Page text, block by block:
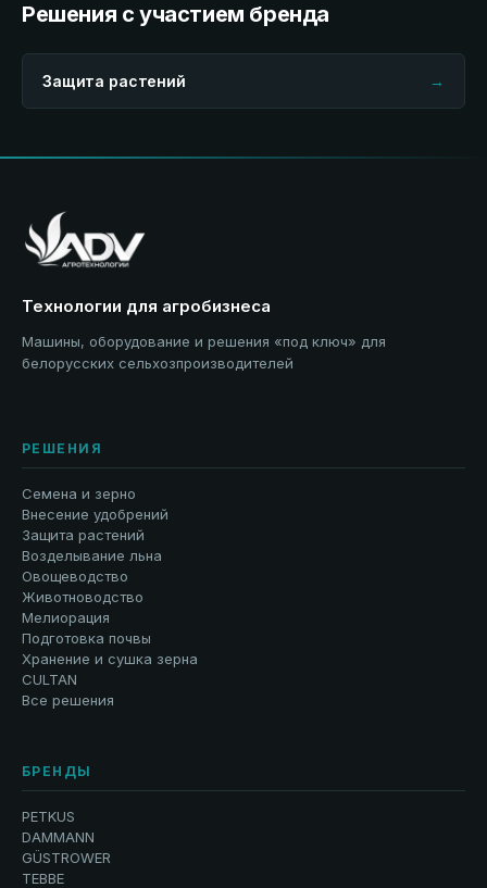
Решения с участием бренда
Защита растений →
Технологии для агробизнеса
Машины, оборудование и решения «под ключ» для
белорусских сельхозпроизводителей
РЕШЕНИЯ
Семена и зерно
Внесение удобрений
Защита растений
Возделывание льна
Овощеводство
Животноводство
Мелиорация
Подготовка почвы
Хранение и сушка зерна
CULTAN
Все решения
БРЕНДЫ
PETKUS
DAMMANN
GÜSTROWER
TEBBE